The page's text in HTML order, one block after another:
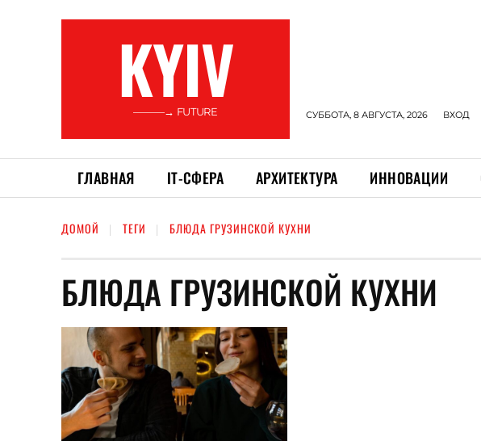
KYIV
———→ FUTURE СУББОТА, 8 АВГУСТА, 2026 ВХОД
ГЛАВНАЯ ІТ-СФЕРА АРХИТЕКТУРА ИННОВАЦИИ
ДОМОЙ ТЕГИ БЛЮДА ГРУЗИНСКОЙ КУХНИ
БЛЮДА ГРУЗИНСКОЙ КУХНИ